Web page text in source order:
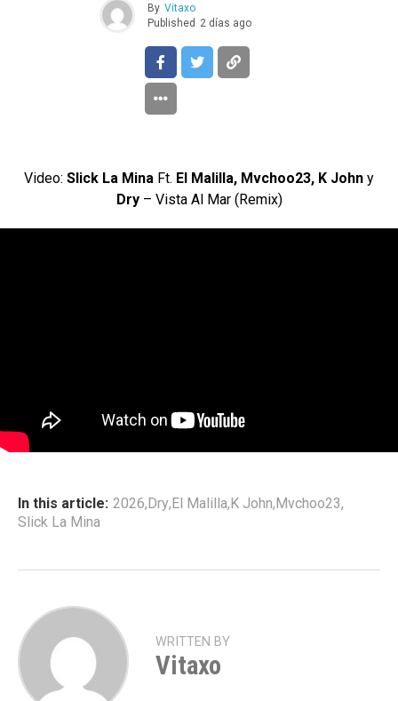
By Vitaxo
Published 2 días ago
Video: Slick La Mina Ft. El Malilla, Mvchoo23, K John y
Dry – Vista Al Mar (Remix)
In this article: 2026,Dry,El Malilla,K John,Mvchoo23,
Slick La Mina
WRITTEN BY
Vitaxo